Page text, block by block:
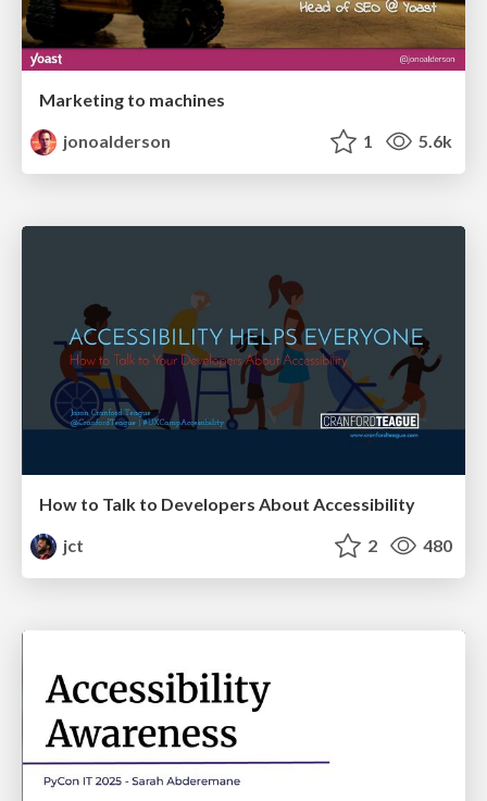
Marketing to machines
jonoalderson
1 5.6k
How to Talk to Developers About Accessibility
jct
2 480